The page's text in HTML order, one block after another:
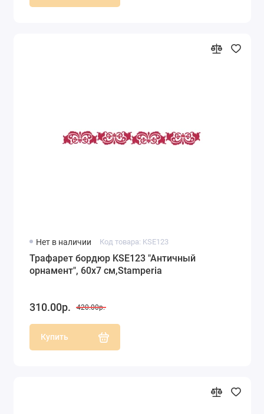
Нет в наличии Код товара: KSE123
Трафарет бордюр KSE123 "Античный
орнамент", 60х7 см,Stamperia
310.00р. 420.00р.
Купить